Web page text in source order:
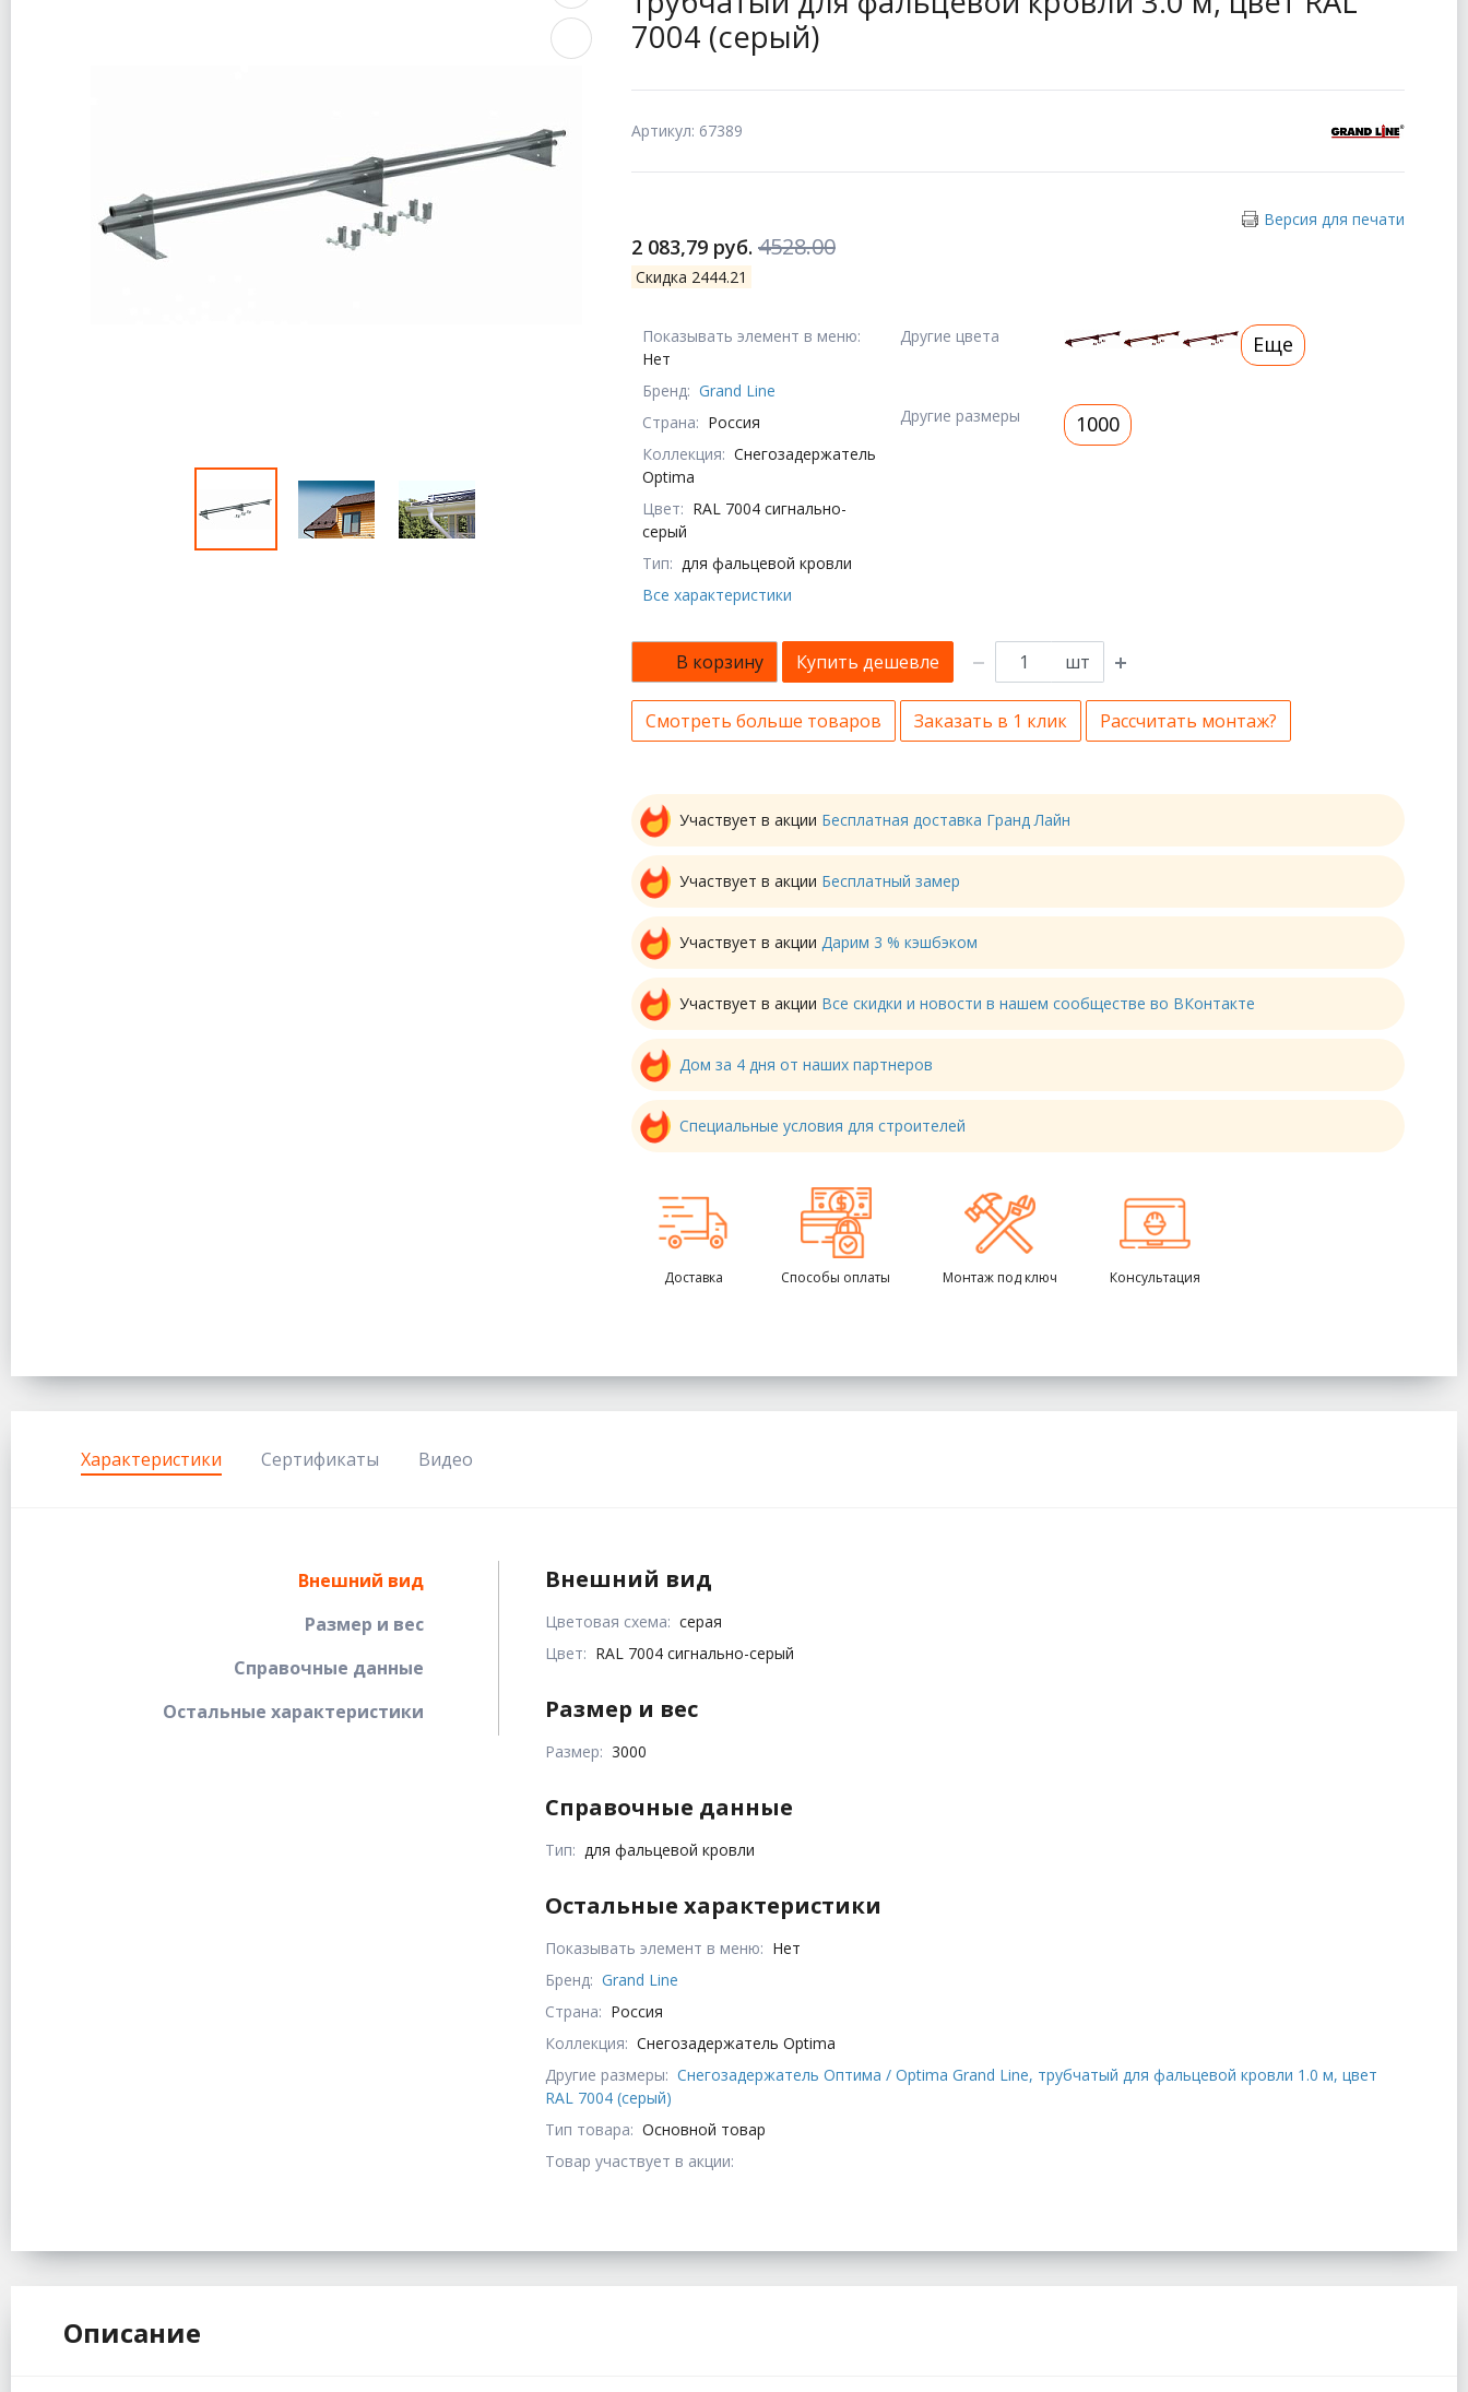
7004 (серый)
Артикул: 67389
Версия для печати
2 083,79 руб. 4528.00
Скидка 2444.21
Показывать элемент в меню:
Нет
Бренд: Grand Line
Страна: Россия
Коллекция: Снегозадержатель
Optima
Цвет: RAL 7004 сигнально-
серый
Тип: для фальцевой кровли
Все характеристики
Другие цвета Еще
Другие размеры 1000
В корзину Купить дешевле шт
Смотреть больше товаров Заказать в 1 клик Рассчитать монтаж?
Участвует в акции Бесплатная доставка Гранд Лайн
Участвует в акции Бесплатный замер
Участвует в акции Дарим 3 % кэшбэком
Участвует в акции Все скидки и новости в нашем сообществе во ВКонтакте
Дом за 4 дня от наших партнеров
Специальные условия для строителей
Доставка Способы оплаты Монтаж под ключ Консультация
Характеристики Сертификаты Видео
Внешний вид
Размер и вес
Справочные данные
Остальные характеристики
Внешний вид
Цветовая схема: серая
Цвет: RAL 7004 сигнально-серый
Размер и вес
Размер: 3000
Справочные данные
Тип: для фальцевой кровли
Остальные характеристики
Показывать элемент в меню: Нет
Бренд: Grand Line
Страна: Россия
Коллекция: Снегозадержатель Optima
Другие размеры: Снегозадержатель Оптима / Optima Grand Line, трубчатый для фальцевой кровли 1.0 м, цвет
RAL 7004 (серый)
Тип товара: Основной товар
Товар участвует в акции:
Описание